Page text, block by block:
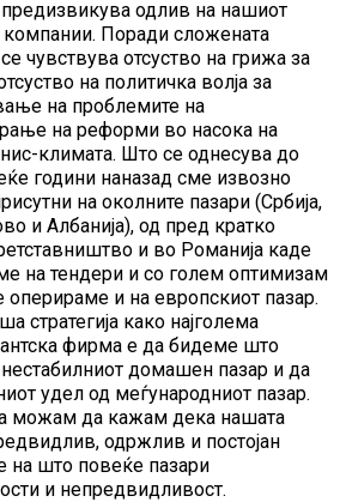
одлив на нашиот
компании. Поради сложената
чувствува отсуство на грижа за
на политичка волја за
на проблемите на
на реформи во насока на
климата. Што се однесува до
години наназад сме извозно
на околните пазари (Србија,
и Албанија), од пред кратко
и во Романија каде
на тендери и со голем оптимизам
и на европскиот пазар.
стратегија како најголема
фирма е да бидеме што
домашен пазар и да
удел од меѓународниот пазар.
можам да кажам дека нашата
одржлив и постојан
на што повеќе пазари
и непредвидливост.